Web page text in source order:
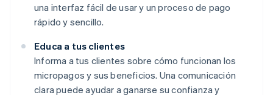
una interfaz fácil de usar y un proceso de pago
rápido y sencillo.
Educa a tus clientes
Informa a tus clientes sobre cómo funcionan los
micropagos y sus beneficios. Una comunicación
clara puede ayudar a ganarse su confianza y